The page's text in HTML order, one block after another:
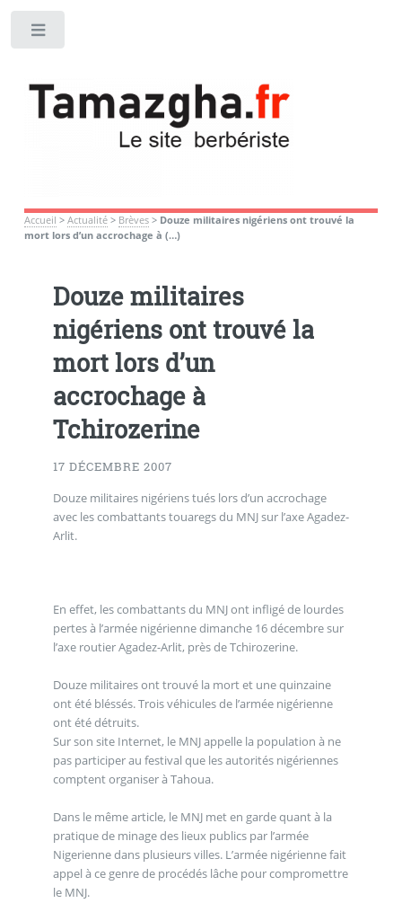
Accueil > Actualité> Brèves> Douze militaires nigériens ont trouvé la
mort lors d’un accrochage à (…)
Douze militaires
nigériens ont trouvé la
mort lors d’un
accrochage à
Tchirozerine
17 DÉCEMBRE 2007
Douze militaires nigériens tués lors d’un accrochage
avec les combattants touaregs du MNJ sur l’axe Agadez-
Arlit.
En effet, les combattants du MNJ ont infligé de lourdes
pertes à l’armée nigérienne dimanche 16 décembre sur
l’axe routier Agadez-Arlit, près de Tchirozerine.
Douze militaires ont trouvé la mort et une quinzaine
ont été bléssés. Trois véhicules de l’armée nigérienne
ont été détruits.
Sur son site Internet, le MNJ appelle la population à ne
pas participer au festival que les autorités nigériennes
comptent organiser à Tahoua.
Dans le même article, le MNJ met en garde quant à la
pratique de minage des lieux publics par l’armée
Nigerienne dans plusieurs villes. L’armée nigérienne fait
appel à ce genre de procédés lâche pour compromettre
le MNJ.